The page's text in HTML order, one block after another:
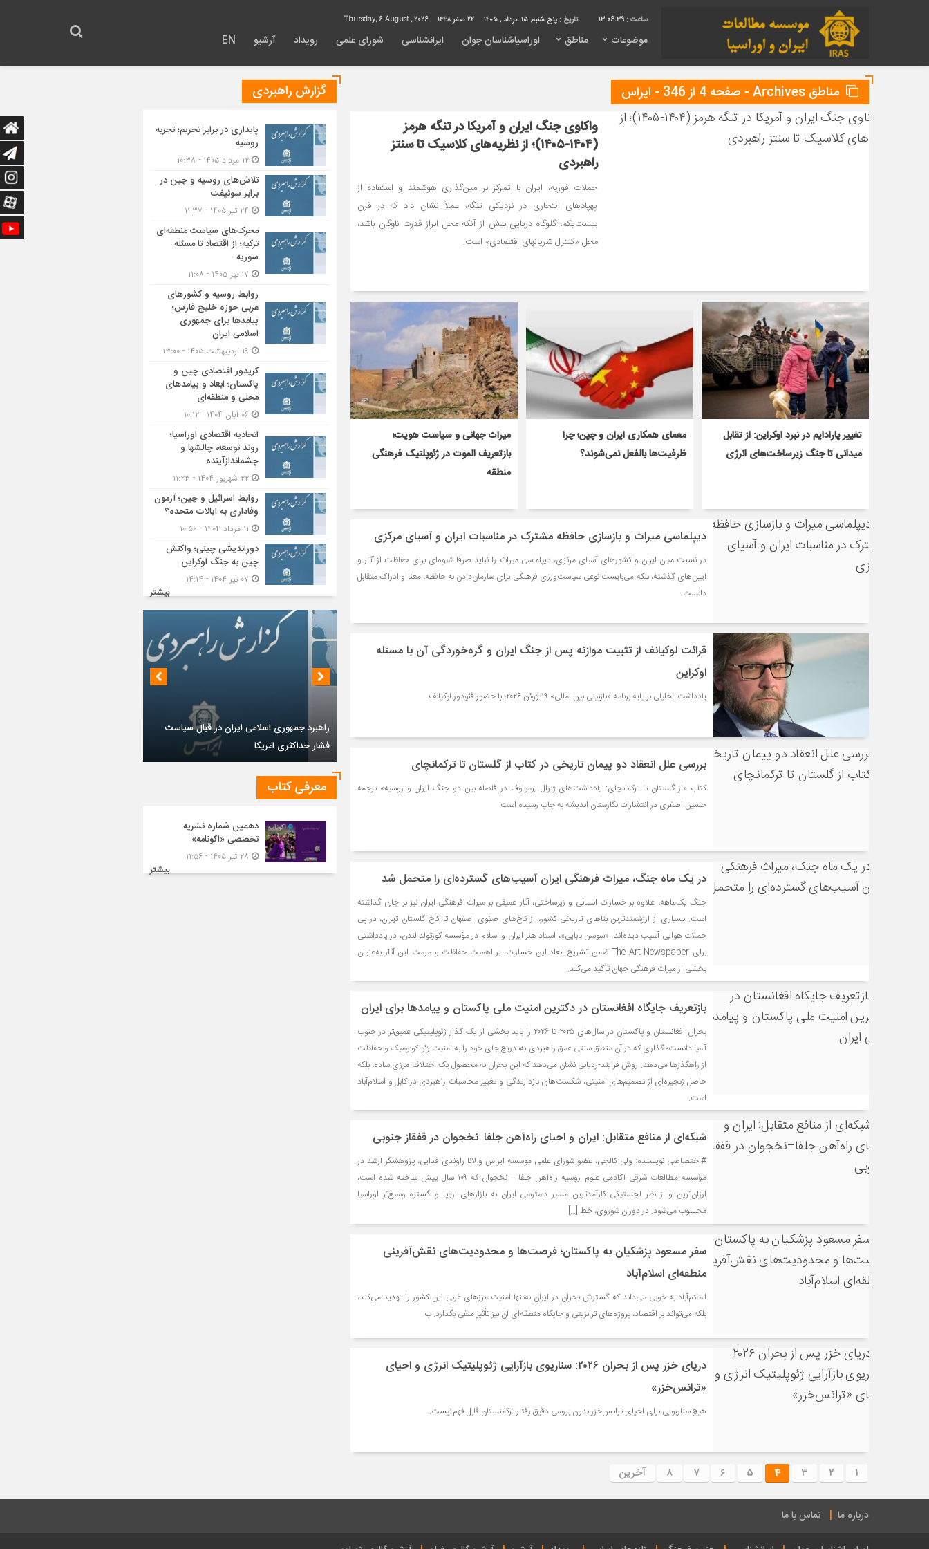
13:06:40 تاریخ : پنج شنبه, ۱۵ مرداد , ۱۴۰۵ 22 صفر 1448
موضوعات مناطق اوراسیاشناسان جوان ایرانشناسی شورای علمی رویداد آرشیو EN
مناطق Archives - صفحه 4 از 346 - ایراس
واکاوی جنگ ایران و آمریکا در تنگه هرمز
(۱۴۰۴-۱۴۰۵)؛ از نظریه‌های کلاسیک تا سنتز
راهبردی
حملات فوریه، ایران با تمرکز بر مین‌گذاری هوشمند و استفاده از
پهپادهای انتحاری در نزدیکی تنگه، عملاً نشان داد که در قرن
بیست‌یکم، گلوگاه دریایی بیش از آنکه محل ابراز قدرت ناوگان باشد،
محل «کنترل شریانهای اقتصادی» است.
تغییر پارادایم در نبرد اوکراین: از تقابل
میدانی تا جنگ زیرساخت‌های انرژی
معمای همکاری ایران و چین؛ چرا
ظرفیت‌ها بالفعل نمی‌شوند؟
میراث جهانی و سیاست هویت؛
بازتعریف الموت در ژئوپلتیک فرهنگی
منطقه
دیپلماسی میراث و بازسازی حافظه مشترک در مناسبات ایران و آسیای مرکزی
در نسبت میان ایران و کشورهای آسیای مرکزی، دیپلماسی میراث را نباید صرفا شیوه‌ای برای حفاظت از آثار و
آیین‌های گذشته، بلکه می‌بایست نوعی سیاست‌ورزی فرهنگی برای سازمان‌دادن به حافظه، معنا و ادراک متقابل
دانست.
قرائت لوکیانف از تثبیت موازنه پس از جنگ ایران و گره‌خوردگی آن با مسئله
اوکراین
یادداشت تحلیلی بر پایه برنامه «بازبینی بین‌المللی» ۱۹ ژوئن ۲۰۲۶، با حضور فئودور لوکیانف
بررسی علل انعقاد دو پیمان‌ تاریخی در کتاب از گلستان تا ترکمانچای
کتاب «از گلستان تا ترکمانچای: یادداشت‌های ژنرال یرمولوف در فاصله بین دو جنگ ایران و روسیه» ترجمه‌
حسین اصغری در انتشارات نگارستان اندیشه به چاپ رسیده است
در یک ماه جنگ، میراث فرهنگی ایران آسیب‌های گسترده‌ای را متحمل شد
جنگ یک‌ماهه، علاوه بر خسارات انسانی و زیرساختی، آثار عمیقی بر میراث فرهنگی ایران نیز بر جای گذاشته
است. بسیاری از ارزشمندترین بناهای تاریخی کشور، از کاخ‌های صفوی اصفهان تا کاخ گلستان تهران، در پی
حملات هوایی آسیب دیده‌اند. «سوسن بابایی»، استاد هنر ایران و اسلام در مؤسسه کورتولد لندن، در یادداشتی
برای The Art Newspaper ضمن تشریح ابعاد این خسارات، بر اهمیت حفاظت و مرمت این آثار به‌عنوان
بخشی از میراث فرهنگی جهان تأکید می‌کند.
بازتعریف جایگاه افغانستان در دکترین امنیت ملی پاکستان و پیامدها برای ایران
بحران افغانستان و پاکستان در سال‌های ۲۰۲۵ تا ۲۰۲۶ را باید بخشی از یک گذار ژئوپلیتیکی عمیق‌تر در جنوب
آسیا دانست؛ گذاری که در آن منطق سنتی عمق راهبردی به‌تدریج جای خود را به امنیت ژئواکونومیک و حفاظت
از راهگذرها می‌دهد. روش فرآیند-ردیابی نشان می‌دهد که این بحران نه محصول یک اختلاف مرزی ساده، بلکه
حاصل زنجیره‌ای از تصمیم‌های امنیتی، شکست‌های بازدارندگی و تغییر محاسبات راهبردی در کابل و اسلام‌آباد
است.
شبکه‌ای از منافع متقابل: ایران و احیای راه‌آهن جلفا–نخجوان در قفقاز جنوبی
#اختصاصی نویسنده: ولی کالجی، عضو شورای علمی موسسه ایراس و لانا راوندی فدایی، پژوهشگر ارشد در
مؤسسه مطالعات شرقی آکادمی علوم روسیه راه‌آهن جلفا – نخجوان که ۱۰۹ سال پیش ساخته شده است،
ارزان‌ترین و از نظر لجستیکی کارآمدترین مسیر دسترسی ایران به بازارهای اروپا و گستره وسیع‌تر اوراسیا
محسوب می‌شود. در دوران شوروی، خط […]
سفر مسعود پزشکیان به پاکستان؛ فرصت‌ها و محدودیت‌های نقش‌آفرینی
منطقه‌ای اسلام‌آباد
اسلام‌آباد به خوبی می‌داند که گسترش بحران در ایران نه‌تنها امنیت مرزهای غربی این کشور را تهدید می‌کند،
بلکه می‌تواند بر اقتصاد، پروژه‌های ترانزیتی و جایگاه منطقه‌ای آن نیز تأثیر منفی بگذارد. ب
دریای خزر پس از بحران ۲۰۲۶: سناریوی بازآرایی ژئوپلیتیک انرژی و احیای
«ترانس‌خزر»
هیچ سناریویی برای احیای ترانس‌خزر بدون بررسی دقیق رفتار ترکمنستان قابل فهم نیست.
1
2
3
4
5
6
7
8 آخرین
گزارش راهبردی
پایداری در برابر تحریم؛ تجربه
روسیه
تلاش‌های روسیه و چین در
برابر سوئیفت
محرک‌های سیاست منطقه‌‎ای
ترکیه؛ از اقتصاد تا مسئله
سوریه
روابط روسیه و کشورهای
عربی حوزه خلیج فارس؛
پیامدها برای جمهوری
اسلامی ایران
کریدور اقتصادی چین و
پاکستان؛ ابعاد و پیامدهای
محلی و منطقه‌ای
اتحادیه اقتصادی اوراسیا؛
روند توسعه، چالشها و
چشماندازآینده
روابط اسرائیل و چین؛ آزمون
وفاداری به ایالات متحده؟
دوراندیشی چینی؛ واکنش
چین به جنگ اوکراین
بیشتر
معرفی کتاب
دهمین شماره نشریه
تخصصی «اکونامه»
بیشتر
درباره ما تماس با ما